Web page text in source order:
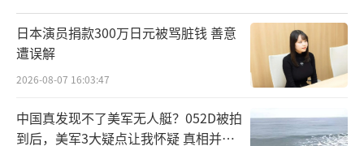
划后选择了主动出击，进行了一次体系压制下
的设伏打击。对比之下，印度空军虽然装备不
弱，却始终处于被动。技术并非落后，战机也
并非不先进，但在指挥链混乱、系统协同不足
的情况下，再好的飞机也成了“各自为战”的
日本演员捐款300万日元被骂脏钱 善意
遭误解
2026-08-07 16:03:47
中国真发现不了美军无人艇？052D被拍
到后，美军3大疑点让我怀疑 真相并非